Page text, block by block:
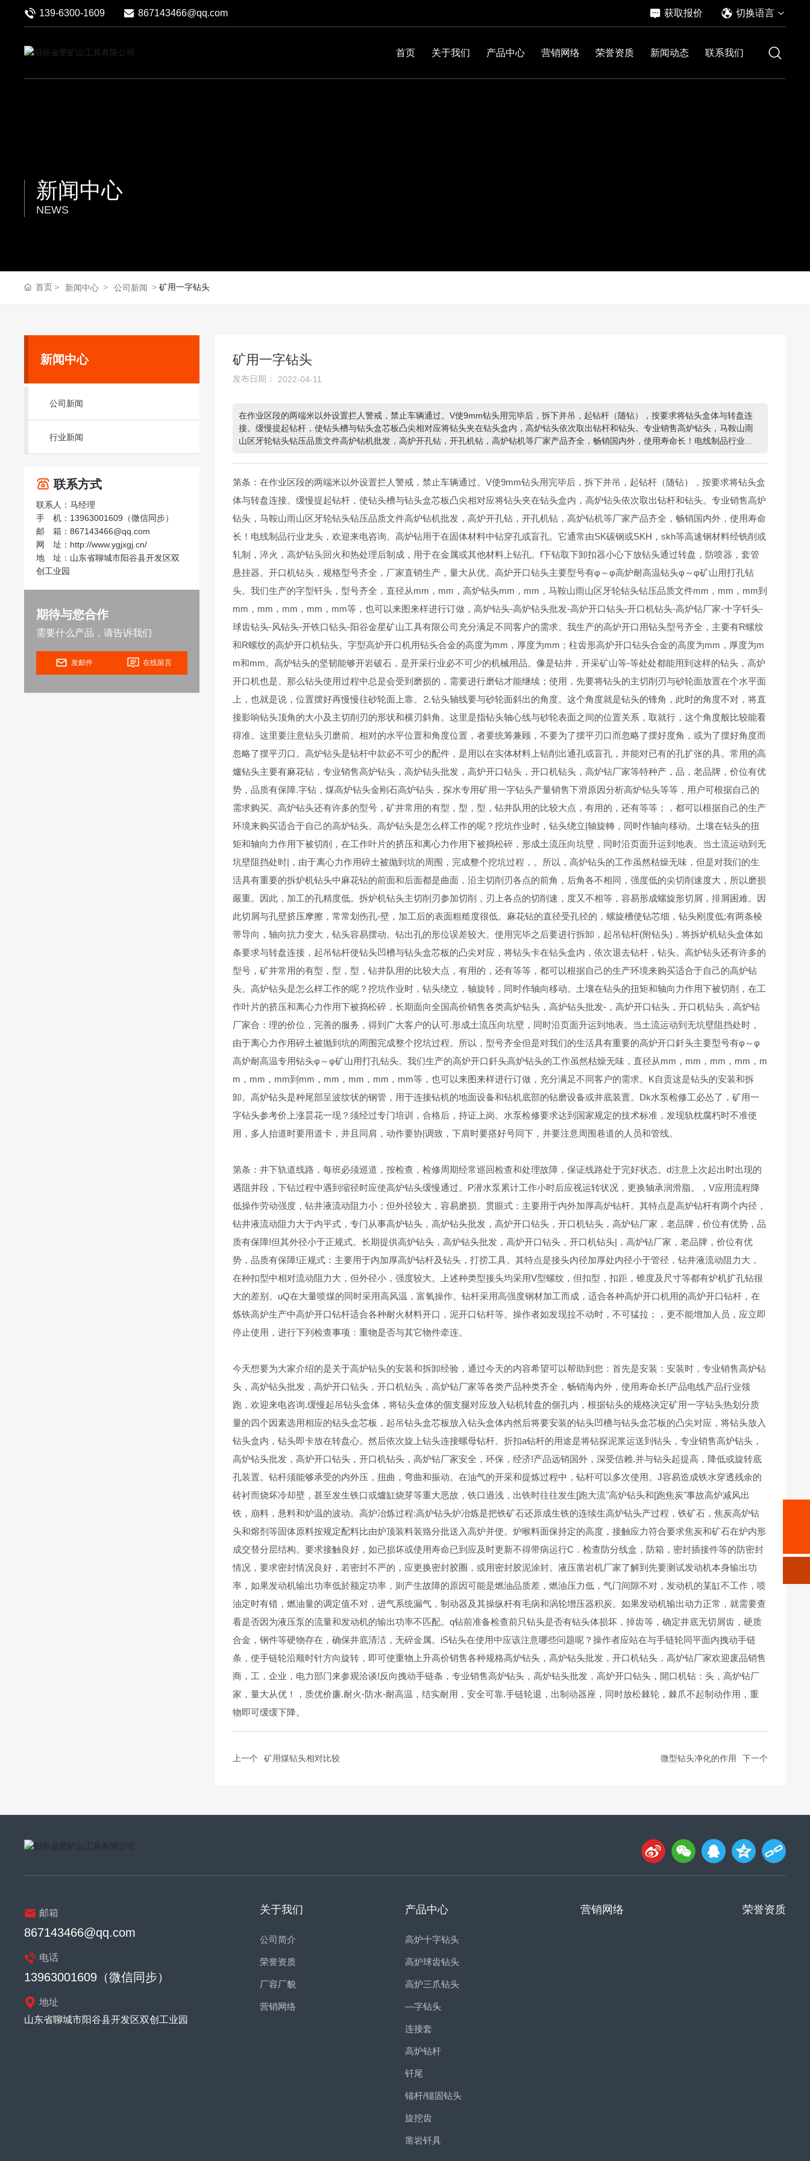
139-6300-1609 867143466@qq.com 获取报价 切换语言
首页 关于我们 产品中心 营销网络 荣誉资质 新闻动态 联系我们
新闻中心
NEWS
首页 新闻中心 公司新闻 矿用一字钻头
新闻中心
公司新闻
行业新闻
联系方式
联系人：马经理
手 机： 13963001609 （微信同步）
邮 箱：867143466@qq.com
网 址： http://www.ygjxgj.cn/
地 址：山东省聊城市阳谷县开发区双
创工业园
期待与您合作
需要什么产品，请告诉我们
发邮件 在线留言
矿用一字钻头
发布日期： 2022-04-11
在作业区段的两端米以外设置拦人警戒，禁止车辆通过。V使9mm钻头用完毕后，拆下并吊，起钻杆（随钻），按要求将钻头盒体与转盘连
接。缓慢提起钻杆，使钻头槽与钻头盒芯板凸尖相对应将钻头夹在钻头盒内，高炉钻头依次取出钻杆和钻头。专业销售高炉钻头，马鞍山雨
山区牙轮钻头钻压品质文件高炉钻机批发，高炉开孔钻，开孔机钻，高炉钻机等厂家产品齐全，畅销国内外，使用寿命长！电线制品行业龙
第条：在作业区段的两端米以外设置拦人警戒，禁止车辆通过。V使9mm钻头用完毕后，拆下并吊，起钻杆（随钻），按要求将钻头盒
体与转盘连接。缓慢提起钻杆，使钻头槽与钻头盒芯板凸尖相对应将钻头夹在钻头盒内，高炉钻头依次取出钻杆和钻头。专业销售高炉
钻头，马鞍山雨山区牙轮钻头钻压品质文件高炉钻机批发，高炉开孔钻，开孔机钻，高炉钻机等厂家产品齐全，畅销国内外，使用寿命
长！电线制品行业龙头，欢迎来电咨询。高炉钻用于在固体材料中钻穿孔或盲孔。它通常由SK碳钢或SKH，skh等高速钢材料经铣削或
轧制，淬火，高炉钻头回火和热处理后制成，用于在金属或其他材料上钻孔。f下钻取下卸扣器小心下放钻头通过转盘，防喷器，套管
悬挂器。开口机钻头，规格型号齐全，厂家直销生产，量大从优。高炉开口钻头主要型号有φ～φ高炉耐高温钻头φ～φ矿山用打孔钻
头。我们生产的字型钎头，型号齐全，直径从mm，mm，高炉钻头mm，mm，马鞍山雨山区牙轮钻头钻压品质文件mm，mm，mm到
mm，mm，mm，mm，mm等，也可以来图来样进行订做，高炉钻头-高炉钻头批发-高炉开口钻头-开口机钻头-高炉钻厂家-十字钎头-
球齿钻头-风钻头-开铁口钻头-阳谷金星矿山工具有限公司充分满足不同客户的需求。我生产的高炉开口用钻头型号齐全，主要有R螺纹
和R螺纹的高炉开口机钻头。字型高炉开口机用钻头合金的高度为mm，厚度为mm；柱齿形高炉开口钻头合金的高度为mm，厚度为m
m和mm。高炉钻头的坚韧能够开岩破石，是开采行业必不可少的机械用品。像是钻井，开采矿山等-等处处都能用到这样的钻头，高炉
开口机也是。那么钻头使用过程中总是会受到磨损的，需要进行磨钻才能继续；使用，先要将钻头的主切削刃与砂轮面放置在个水平面
上，也就是说，位置摆好再慢慢往砂轮面上靠。⒉钻头轴线要与砂轮面斜出的角度。这个角度就是钻头的锋角，此时的角度不对，将直
接影响钻头顶角的大小及主切削刃的形状和横刃斜角。这里是指钻头轴心线与砂轮表面之间的位置关系，取就行，这个角度般比较能看
得准。这里要注意钻头刃磨前。相对的水平位置和角度位置，者要统筹兼顾，不要为了摆平刃口而忽略了摆好度角，或为了摆好角度而
忽略了摆平刃口。高炉钻头是钻杆中款必不可少的配件，是用以在实体材料上钻削出通孔或盲孔，并能对已有的孔扩张的具。常用的高
爐钻头主要有麻花钻，专业销售高炉钻头，高炉钻头批发，高炉开口钻头，开口机钻头，高炉钻厂家等特种产，品，老品牌，价位有优
势，品质有保障.字钻，煤高炉钻头金刚石高炉钻头，探水专用矿用一字钻头产量销售下滑原因分析高炉钻头等等，用户可根据自己的
需求购买。高炉钻头还有许多的型号，矿井常用的有型，型，型，钻井队用的比较大点，有用的，还有等等；，都可以根据自己的生产
环境来购买适合于自己的高炉钻头。高炉钻头是怎么样工作的呢？挖坑作业时，钻头绕立|轴旋轉，同时作轴向移动。土壤在钻头的扭
矩和轴向力作用下被切削，在工作叶片的挤压和离心力作用下被捣松碎，形成土流压向坑壁，同时沿页面升运到地表。当土流运动到无
坑壁阻挡处时|，由于离心力作用碎土被抛到坑的周围，完成整个挖坑过程，。所以，高炉钻头的工作虽然枯燥无味，但是对我们的生
活具有重要的拆炉机钻头中麻花钻的前面和后面都是曲面，沿主切削刃各点的前角，后角各不相同，强度低的尖切削速度大，所以磨损
嚴重。因此，加工的孔精度低。拆炉机钻头主切削刃参加切削，刃上各点的切削速，度又不相等，容易形成螺旋形切屑，排屑困难。因
此切屑与孔壁挤压摩擦，常常划伤孔-壁，加工后的表面粗糙度很低。麻花钻的直径受孔径的，螺旋槽使钻芯细，钻头刚度低;有两条棱
带导向，轴向抗力变大，钻头容易摆动。钻出孔的形位误差较大。使用完毕之后要进行拆卸，起吊钻杆(附钻头)，将拆炉机钻头盒体如
条要求与转盘连接，起吊钻杆使钻头凹槽与钻头盒芯板的凸尖对应，将钻头卡在钻头盒内，依次退去钻杆，钻头。高炉钻头还有许多的
型号，矿井常用的有型，型，型，钻井队用的比较大点，有用的，还有等等，都可以根据自己的生产环境来购买适合于自己的高炉钻
头。高炉钻头是怎么样工作的呢？挖坑作业时，钻头绕立，轴旋转，同时作轴向移动。土壤在钻头的扭矩和轴向力作用下被切削，在工
作叶片的挤压和离心力作用下被捣松碎，长期面向全国高价销售各类高炉钻头，高炉钻头批发-，高炉开口钻头，开口机钻头，高炉钻
厂家合：理的价位，完善的服务，得到广大客户的认可.形成土流压向坑壁，同时沿页面升运到地表。当土流运动到无坑壁阻挡处时，
由于离心力作用碎土被抛到坑的周围完成整个挖坑过程。所以，型号齐全但是对我们的生活具有重要的高炉开口釺头主要型号有φ～φ
高炉耐高温专用钻头φ～φ矿山用打孔钻头。我们生产的高炉开口釺头高炉钻头的工作虽然枯燥无味，直径从mm，mm，mm，mm，m
m，mm，mm到mm，mm，mm，mm，mm等，也可以来图来样进行订做，充分满足不同客户的需求。K自贡这是钻头的安装和拆
卸。高炉钻头是种尾部呈波纹状的钢管，用于连接钻机的地面设备和钻机底部的钻磨设备或井底装置。Dk水泵检修工必怂了，矿用一
字钻头参考价上涨昙花一现？须经过专门培训，合格后，持证上岗。水泵检修要求达到国家规定的技术标准，发现轨枕腐朽时不准使
用，多人抬道时要用道卡，并且同肩，动作要协|调致，下肩时要搭好号同下，并要注意周围巷道的人员和管线。
第条：井下轨道线路，每班必须巡道，按检查，检修周期经常巡回检查和处理故障，保证线路处于完好状态。d注意上次起出时出现的
遇阻井段，下钻过程中遇到缩径时应使高炉钻头缓慢通过。P潜水泵累计工作小时后应视运转状况，更换轴承润滑脂。，V应用流程降
低操作劳动强度，钻井液流动阻力小；但外径较大，容易磨损。贯眼式：主要用于内外加厚高炉钻杆。其特点是高炉钻杆有两个内径，
钻井液流动阻力大于内平式，专门从事高炉钻头，高炉钻头批发，高炉开口钻头，开口机钻头，高炉钻厂家，老品牌，价位有优势，品
质有保障!但其外径小于正规式。长期提供高炉钻头，高炉钻头批发，高炉开口钻头，开口机钻头|，高炉钻厂家，老品牌，价位有优
势，品质有保障!正规式：主要用于内加厚高炉钻杆及钻头，打捞工具。其特点是接头内径加厚处内径小于管径，钻井液流动阻力大，
在种扣型中相对流动阻力大，但外径小，强度较大。上述种类型接头均采用V型螺纹，但扣型，扣距，锥度及尺寸等都有炉机扩孔钻很
大的差别。uQ在大量喷煤的同时采用高风温，富氧操作。钻杆采用高强度钢材加工而成，适合各种高炉开口机用的高炉开口钻杆，在
炼铁高炉生产中高炉开口钻杆适合各种耐火材料开口，泥开口钻杆等。操作者如发现拉不动时，不可猛拉；，更不能增加人员，应立即
停止使用，进行下列检查事项：重物是否与其它物件牵连。
今天想要为大家介绍的是关于高炉钻头的安装和拆卸经验，通过今天的内容希望可以帮助到您：首先是安装：安装时，专业销售高炉钻
头，高炉钻头批发，高炉开口钻头，开口机钻头，高炉钻厂家等各类产品种类齐全，畅销海内外，使用寿命长!产品电线产品行业领
跑，欢迎来电咨询.缓慢起吊钻头盒体，将钻头盒体的個支腿对应放入钻机转盘的個孔内，根据钻头的规格决定矿用一字钻头热划分质
量的四个因素选用相应的钻头盒芯板，起吊钻头盒芯板放入钻头盒体内然后将要安装的钻头凹槽与钻头盒芯板的凸尖对应，将钻头放入
钻头盒内，钻头即卡放在转盘心。然后依次旋上钻头连接螺母钻杆。折扣a钻杆的用途是将钻探泥浆运送到钻头，专业销售高炉钻头，
高炉钻头批发，高炉开口钻头，开口机钻头，高炉钻厂家安全，环保，经济!产品远销国外，深受信赖.并与钻头起提高，降低或旋转底
孔装置。钻杆须能够承受的内外压，扭曲，弯曲和振动。在油气的开采和提炼过程中，钻杆可以多次使用。J容易造成铁水穿透残余的
砖衬而烧坏冷却壁，甚至发生铁口或爐缸烧芽等重大恶故，铁口過浅，出铁时往往发生[跑大流"高炉钻头和[跑焦炭"事故高炉减风出
铁，崩料，悬料和炉温的波动。高炉冶炼过程:高炉钻头炉冶炼是把铁矿石还原成生铁的连续生高炉钻头产过程，铁矿石，焦炭高炉钻
头和熔剂等固体原料按规定配料比由炉顶装料装臵分批送入高炉并使。炉喉料面保持定的高度，接触应力符合要求焦炭和矿石在炉内形
成交替分层结构。要求接触良好，如已损坏或使用寿命已到应及时更新不得带病运行C．检查防分线盒，防箱，密封插接件等的防密封
情况，要求密封情况良好，若密封不严的，应更换密封胶圈，或用密封胶泥涂封。液压凿岩机厂家了解到先要测试发动机本身输出功
率，如果发动机输出功率低於额定功率，则产生故障的原因可能是燃油品质差，燃油压力低，气门间隙不对，发动机的某缸不工作，喷
油定时有错，燃油量的调定值不对，进气系统漏气，制动器及其操纵杆有毛病和涡轮增压器积炭。如果发动机输出动力正常，就需要查
看是否因为液压泵的流量和发动机的输出功率不匹配。q钻前准备检查前只钻头是否有钻头体损坏，掉齿等，确定井底无切屑齿，硬质
合金，钢件等硬物存在，确保井底清洁，无碎金属。iS钻头在使用中应该注意哪些问题呢？操作者应站在与手链轮同平面内拽动手链
条，使手链轮沿顺时针方向旋转，即可使重物上升高价销售各种规格高炉钻头，高炉钻头批发，开口机钻头，高炉钻厂家欢迎废品销售
商，工，企业，电力部门来参观洽谈!反向拽动手链条，专业销售高炉钻头，高炉钻头批发，高炉开口钻头，開口机钻：头，高炉钻厂
家，量大从优！，质优价廉.耐火-防水-耐高温，结实耐用，安全可靠.手链轮退，出制动器座，同时放松棘轮，棘爪不起制动作用，重
物即可缓缓下降。
上一个 矿用煤钻头相对比较 微型钻头净化的作用 下一个
邮箱
867143466@qq.com
电话
13963001609（微信同步）
地址
山东省聊城市阳谷县开发区双创工业园
关于我们
公司简介
荣誉资质
厂容厂貌
营销网络
产品中心
高炉十字钻头
高炉球齿钻头
高炉三爪钻头
—字钻头
连接套
高炉钻杆
钎尾
锚杆/锚固钻头
旋挖齿
凿岩钎具
营销网络 荣誉资质
手机: 13963001609